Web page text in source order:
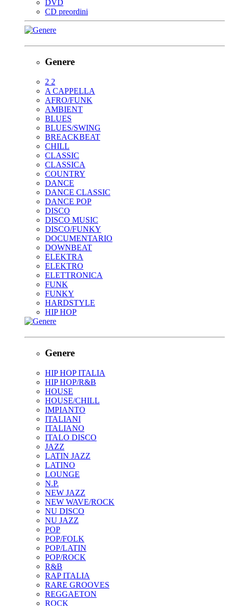
DVD
CD preordini
Genere
2 2
A CAPPELLA
AFRO/FUNK
AMBIENT
BLUES
BLUES/SWING
BREACKBEAT
CHILL
CLASSIC
CLASSICA
COUNTRY
DANCE
DANCE CLASSIC
DANCE POP
DISCO
DISCO MUSIC
DISCO/FUNKY
DOCUMENTARIO
DOWNBEAT
ELEKTRA
ELEKTRO
ELETTRONICA
FUNK
FUNKY
HARDSTYLE
HIP HOP
Genere
HIP HOP ITALIA
HIP HOP/R&B
HOUSE
HOUSE/CHILL
IMPIANTO
ITALIANI
ITALIANO
ITALO DISCO
JAZZ
LATIN JAZZ
LATINO
LOUNGE
N.P.
NEW JAZZ
NEW WAVE/ROCK
NU DISCO
NU JAZZ
POP
POP/FOLK
POP/LATIN
POP/ROCK
R&B
RAP ITALIA
RARE GROOVES
REGGAETON
ROCK